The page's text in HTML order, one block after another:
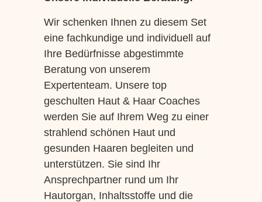
Wir schenken Ihnen zu diesem Set
eine fachkundige und individuell auf
Ihre Bedürfnisse abgestimmte
Beratung von unserem
Expertenteam. Unsere top
geschulten Haut & Haar Coaches
werden Sie auf Ihrem Weg zu einer
strahlend schönen Haut und
gesunden Haaren begleiten und
unterstützen. Sie sind Ihr
Ansprechpartner rund um Ihr
Hautorgan, Inhaltsstoffe und die